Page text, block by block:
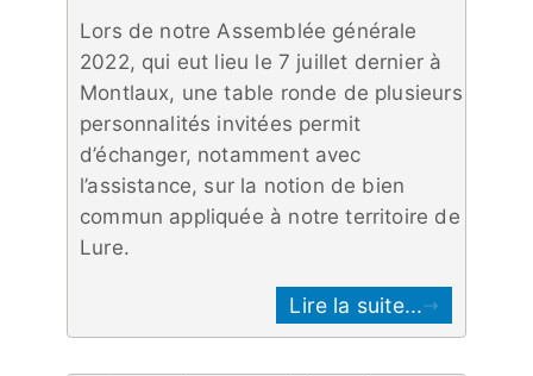
Lors de notre Assemblée générale
2022, qui eut lieu le 7 juillet dernier à
Montlaux, une table ronde de plusieurs
personnalités invitées permit
d’échanger, notamment avec
l’assistance, sur la notion de bien
commun appliquée à notre territoire de
Lure.
Lire la suite...